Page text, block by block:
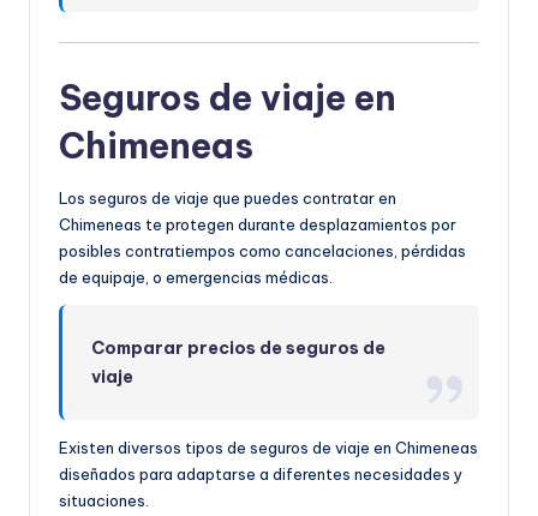
Seguros de viaje en
Chimeneas
Los seguros de viaje que puedes contratar en
Chimeneas te protegen durante desplazamientos por
posibles contratiempos como cancelaciones, pérdidas
de equipaje, o emergencias médicas.
Comparar precios de seguros de
viaje
Existen diversos tipos de seguros de viaje en Chimeneas
diseñados para adaptarse a diferentes necesidades y
situaciones.